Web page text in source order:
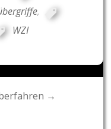
,
WZI
→